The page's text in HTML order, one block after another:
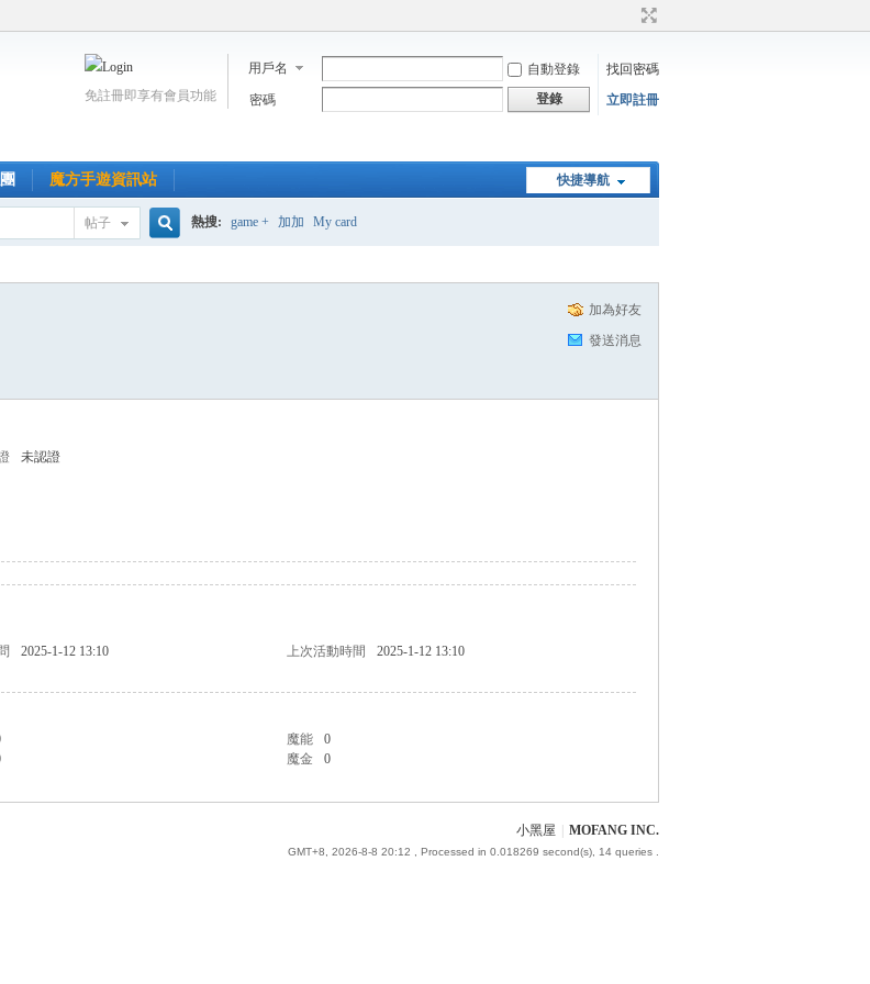
用戶名 自動登錄
找回密碼
密碼
登錄 立即註冊
免註冊即享有會員功能
快捷導航
魔方手遊資訊站
帖子 熱搜: game + 加加 My card
加為好友
發送消息
未認證
2025-1-12 13:10 上次活動時間
2025-1-12 13:10
魔能
0
魔金 0
小黑屋 MOFANG INC.
GMT+8, 2026-8-8 20:12 , Processed in 0.018269 second(s), 14 queries .